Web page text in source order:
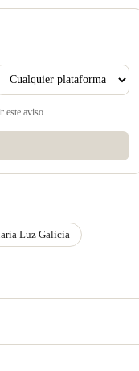
este aviso.
Luz Galicia